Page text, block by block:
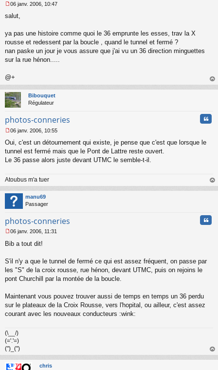
e
s
g
e
n
n
u
06 janv. 2006, 10:47
salut,
ya pas une histoire comme quoi le 36 emprunte les esses, trav la X
rousse et redessent par la boucle , quand le tunnel et fermé ?
nan paske un jour je vous assure que j'ai vu un 36 direction minguettes
sur la rue hénon.....
@+
au
Bibouquet
Régulateur
photos-conneries
e
s
s
e
n
o
n
l
06 janv. 2006, 10:55
Oui, c'est un détournement qui existe, je pense que c'est que lorsque le
tunnel est fermé mais que le Pont de Lattre reste ouvert.
Le 36 passe alors juste devant UTMC le semble-t-il.
Atoubus m'a tuer
au
manu69
Passager
photos-conneries
e
s
g
e
o
u
06 janv. 2006, 11:31
Bib a tout dit!
S'il n'y a que le tunnel de fermé ce qui est assez fréquent, on passe par
les "S" de la croix rousse, rue hénon, devant UTMC, puis on rejoins le
pont Churchill par la montée de la boucle.
Maintenant vous pouvez trouver aussi de temps en temps un 36 perdu
sur le plateaux de la Croix Rousse, vers l'hopital, ou ailleur, c'est assez
courant avec les nouveaux conducteurs :wink:
(\__/)
(='.'=)
(")_(")
au
chris